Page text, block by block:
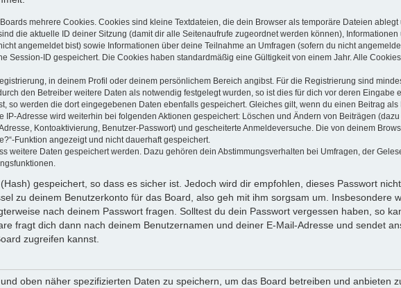
mehrere Cookies. Cookies sind kleine Textdateien, die dein Browser als temporäre Dateien
die aktuelle ID deiner Sitzung (damit dir alle Seitenaufrufe zugeordnet werden können),
angemeldet bist) sowie Informationen über deine Teilnahme an Umfragen (sofern du nicht
Session-ID gespeichert. Die Cookies haben standardmäßig eine Gültigkeit von einem Jahr. Alle
in deinem Profil oder deinem persönlichem Bereich angibst. Für die Registrierung sind
den Betreiber weitere Daten als notwendig festgelegt wurden, so ist dies für dich vor deren Eingabe
so werden die dort eingegebenen Daten ebenfalls gespeichert. Gleiches gilt, wenn du einen Beitrag als
Adresse wird weiterhin bei folgenden Aktionen gespeichert: Löschen und Ändern von Beiträgen
Kontoaktivierung, Benutzer-Passwort) und gescheiterte Anmeldeversuche. Die von deinem
Funktion angezeigt und nicht dauerhaft gespeichert.
weitere Daten gespeichert werden. Dazu gehören dein Abstimmungsverhalten bei Umfragen, der
gespeichert, so dass es sicher ist. Jedoch wird dir empfohlen, dieses Passwort
zu deinem Benutzerkonto für das Board, also geh mit ihm sorgsam um. Insbesondere
nach deinem Passwort fragen. Solltest du dein Passwort vergessen haben, so
fragt dich dann nach deinem Benutzernamen und deiner E-Mail-Adresse und sendet
zugreifen kannst.
oben näher spezifizierten Daten zu speichern, um das Board betreiben und anbieten